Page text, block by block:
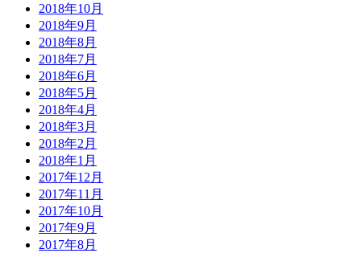
2018年10月
2018年9月
2018年8月
2018年7月
2018年6月
2018年5月
2018年4月
2018年3月
2018年2月
2018年1月
2017年12月
2017年11月
2017年10月
2017年9月
2017年8月